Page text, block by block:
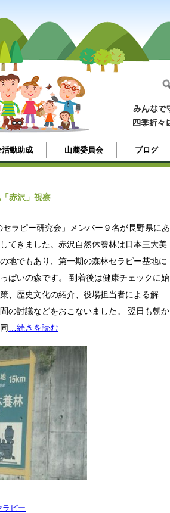
動助成 山麓委員会 ブログ
赤沢」視察
セラピー研究会」メンバー９名が長野県にあ
てきました。赤沢自然休養林は日本三大美
地でもあり、第一期の森林セラピー基地に
ぱいの森です。 到着後は健康チェックに始
、歴史文化の紹介、役場担当者による解
の討議などをおこないました。 翌日も朝か
…続きを読む
ラピー